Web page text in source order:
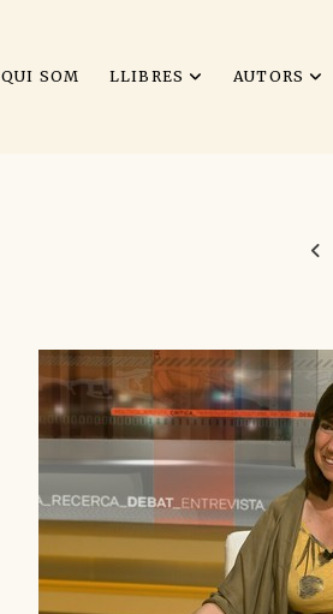
QUI SOM LLIBRES AUTORS